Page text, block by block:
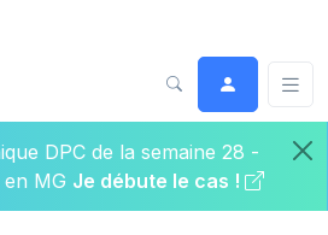
DPC de la semaine 28 -
MG Je débute le cas !